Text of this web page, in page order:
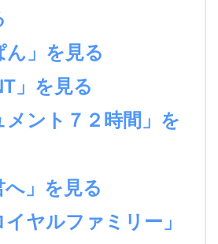
ん」を見る
」を見る
メント７２時間」を
へ」を見る
イヤルファミリー」